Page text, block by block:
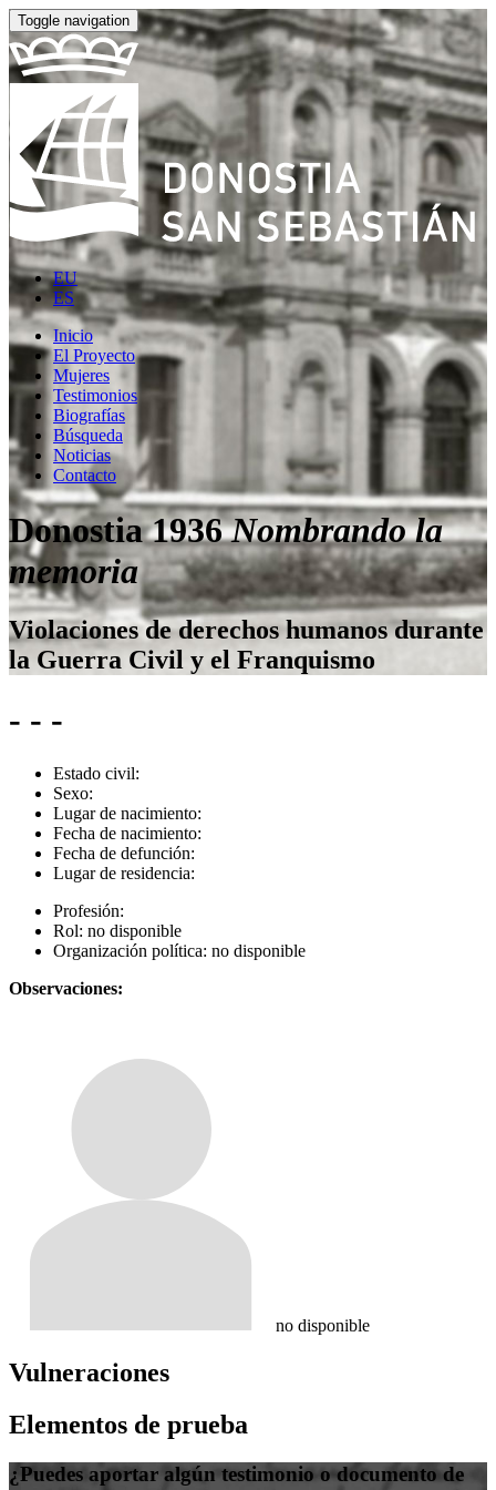
Toggle navigation
EU
ES
Inicio
El Proyecto
Mujeres
Testimonios
Biografías
Búsqueda
Noticias
Contacto
Donostia 1936Nombrando la
memoria
Violaciones de derechos humanos durante
la Guerra Civil y el Franquismo
- - -
Estado civil:
Sexo:
Lugar de nacimiento:
Fecha de nacimiento:
Fecha de defunción:
Lugar de residencia:
Profesión:
Rol: no disponible
Organización política: no disponible
Observaciones:
no disponible
Vulneraciones
Elementos de prueba
¿Puedes aportar algún testimonio o documento de